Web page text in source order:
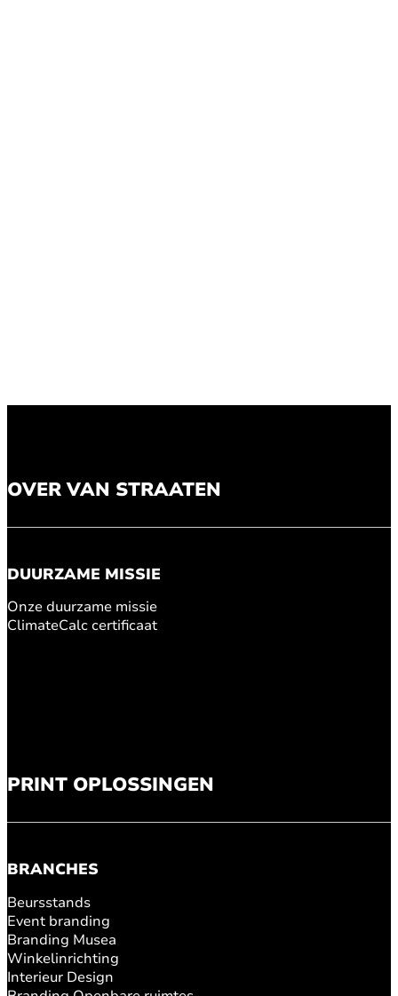
PRINT OPLOSSINGEN
BRANCHES
Beursstands
Event branding
Branding Musea
Winkelinrichting
Interieur Design
OVER VAN STRAATEN
DUURZAME MISSIE
Onze duurzame missie
ClimateCalc certificaat